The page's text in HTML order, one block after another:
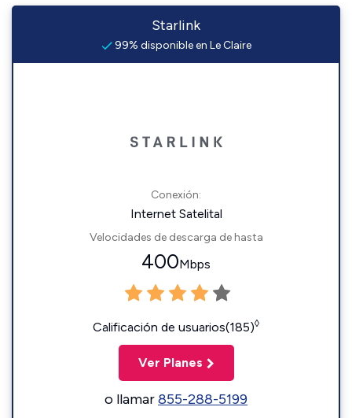
Starlink
99% disponible en Le Claire
Conexión:
Internet Satelital
Velocidades de descarga de hasta
400Mbps
Calificación de usuarios(185)◊
Ver Planes
o llamar855-288-5199